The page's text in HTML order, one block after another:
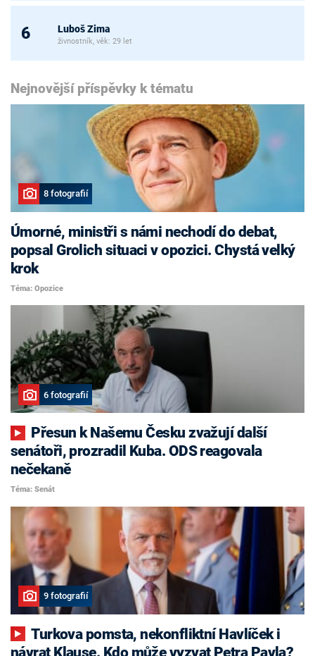
6 Luboš Zima
živnostník, věk: 29 let
Nejnovější příspěvky k tématu
8 fotografií
Úmorné, ministři s námi nechodí do debat,
popsal Grolich situaci v opozici. Chystá velký
krok
Téma: Opozice
6 fotografií
senátoři, prozradil Kuba. ODS reagovala
nečekaně
Téma: Senát
9 fotografií
Turkova pomsta, nekonfliktní Havlíček i
návrat Klause. Kdo může vyzvat Petra Pavla?